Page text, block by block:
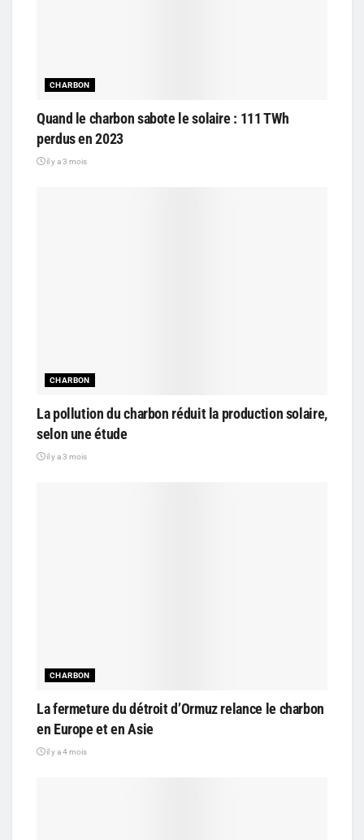
CHARBON
Quand le charbon sabote le solaire : 111 TWh
perdus en 2023
il y a 3 mois
CHARBON
La pollution du charbon réduit la production solaire,
selon une étude
il y a 3 mois
CHARBON
La fermeture du détroit d’Ormuz relance le charbon
en Europe et en Asie
il y a 4 mois